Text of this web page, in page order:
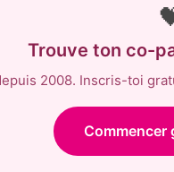
Trouve ton co-
2008. Inscris-toi
Commencer